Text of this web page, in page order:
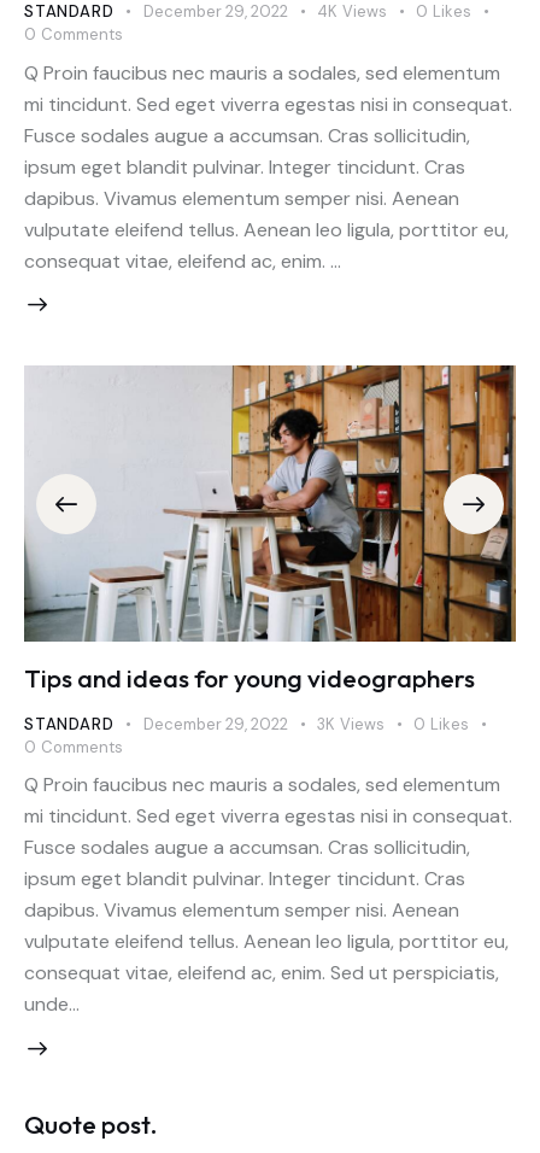
STANDARD December 29, 2022 4K Views 0 Likes
0 Comments
Q Proin faucibus nec mauris a sodales, sed elementum
mi tincidunt. Sed eget viverra egestas nisi in consequat.
Fusce sodales augue a accumsan. Cras sollicitudin,
ipsum eget blandit pulvinar. Integer tincidunt. Cras
dapibus. Vivamus elementum semper nisi. Aenean
vulputate eleifend tellus. Aenean leo ligula, porttitor eu,
consequat vitae, eleifend ac, enim. …
Tips and ideas for young videographers
STANDARD December 29, 2022 3K Views 0 Likes
0 Comments
Q Proin faucibus nec mauris a sodales, sed elementum
mi tincidunt. Sed eget viverra egestas nisi in consequat.
Fusce sodales augue a accumsan. Cras sollicitudin,
ipsum eget blandit pulvinar. Integer tincidunt. Cras
dapibus. Vivamus elementum semper nisi. Aenean
vulputate eleifend tellus. Aenean leo ligula, porttitor eu,
consequat vitae, eleifend ac, enim. Sed ut perspiciatis,
unde…
Quote post.